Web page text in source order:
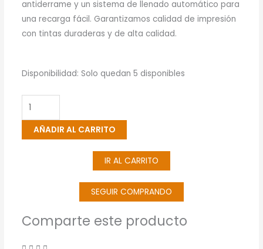
antiderrame y un sistema de llenado automático para
una recarga fácil. Garantizamos calidad de impresión
con tintas duraderas y de alta calidad.
Disponibilidad: Solo quedan 5 disponibles
Botella
Tinta
Epson
555AÑADIR AL CARRITO
IR AL CARRITO
SEGUIR COMPRANDO
Comparte este producto